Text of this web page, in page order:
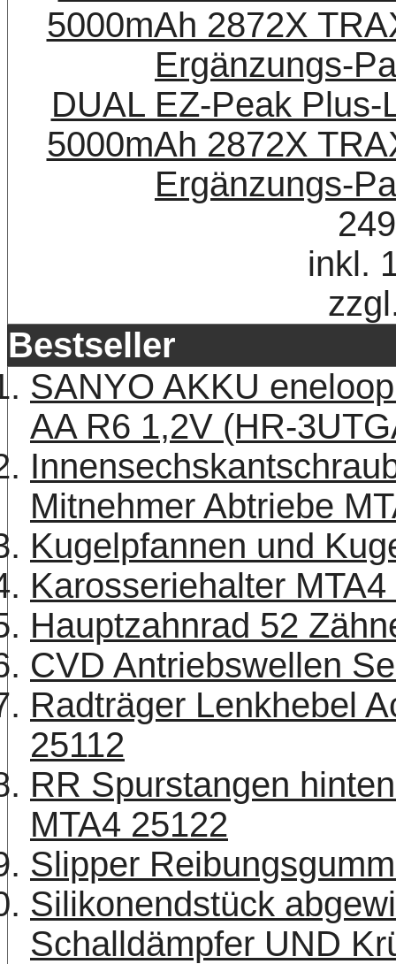
DUAL EZ-Peak
5000mAh 2872X
Ergänzungs-
inkl.
Bestseller
SANYO AKKU
AA R6 1,2V (HR-
Mitnehmer Abtriebe
Kugelpfannen und
Karosseriehalter
Hauptzahnrad 52
CVD Antriebswellen
Radträger Lenkhebel
25112
RR Spurstangen
MTA4 25122
Slipper
Silikonendstück
Schalldämpfer UND